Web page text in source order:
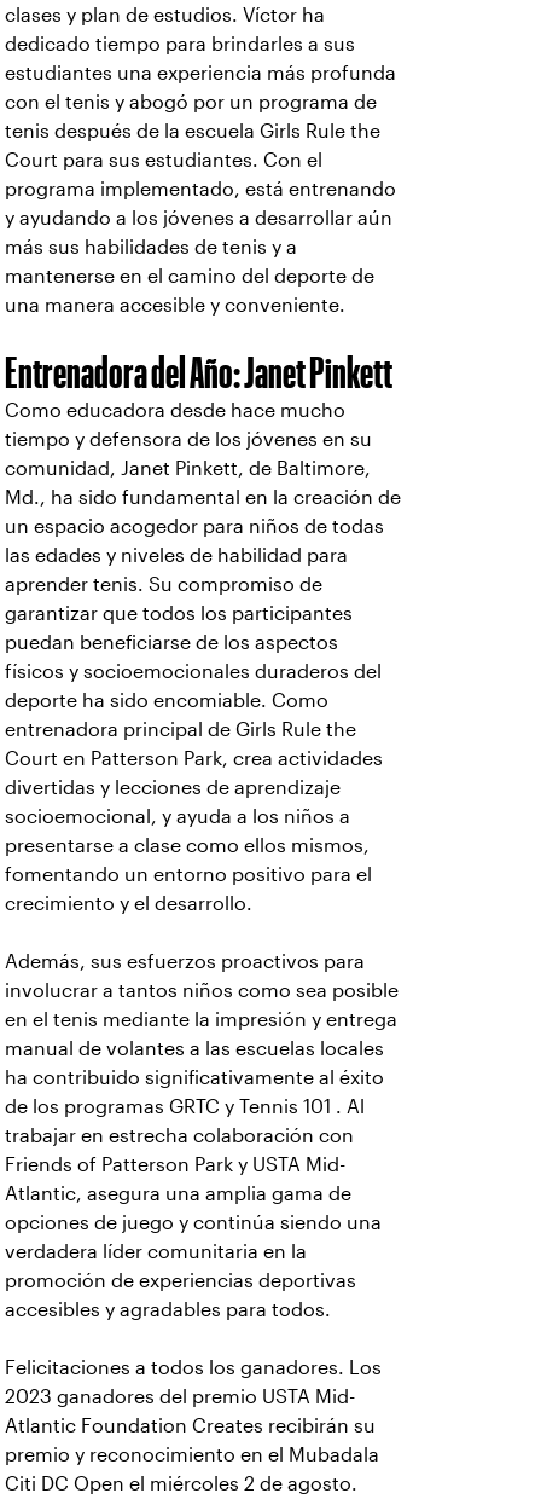
clases y plan de estudios. Víctor ha
dedicado tiempo para brindarles a sus
estudiantes una experiencia más profunda
con el tenis y abogó por un programa de
tenis después de la escuela Girls Rule the
Court para sus estudiantes. Con el
programa implementado, está entrenando
y ayudando a los jóvenes a desarrollar aún
más sus habilidades de tenis y a
mantenerse en el camino del deporte de
una manera accesible y conveniente.
Entrenadora del Año: Janet Pinkett
Como educadora desde hace mucho
tiempo y defensora de los jóvenes en su
comunidad, Janet Pinkett, de Baltimore,
Md., ha sido fundamental en la creación de
un espacio acogedor para niños de todas
las edades y niveles de habilidad para
aprender tenis. Su compromiso de
garantizar que todos los participantes
puedan beneficiarse de los aspectos
físicos y socioemocionales duraderos del
deporte ha sido encomiable. Como
entrenadora principal de Girls Rule the
Court en Patterson Park, crea actividades
divertidas y lecciones de aprendizaje
socioemocional, y ayuda a los niños a
presentarse a clase como ellos mismos,
fomentando un entorno positivo para el
crecimiento y el desarrollo.
Además, sus esfuerzos proactivos para
involucrar a tantos niños como sea posible
en el tenis mediante la impresión y entrega
manual de volantes a las escuelas locales
ha contribuido significativamente al éxito
de los programas GRTC y Tennis 101 . Al
trabajar en estrecha colaboración con
Friends of Patterson Park y USTA Mid-
Atlantic, asegura una amplia gama de
opciones de juego y continúa siendo una
verdadera líder comunitaria en la
promoción de experiencias deportivas
accesibles y agradables para todos.
Felicitaciones a todos los ganadores. Los
2023 ganadores del premio USTA Mid-
Atlantic Foundation Creates recibirán su
premio y reconocimiento en el Mubadala
Citi DC Open el miércoles 2 de agosto.